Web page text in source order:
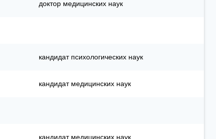
доктор медицинских наук
кандидат психологических наук
кандидат медицинских наук
кандидат медицинских наук